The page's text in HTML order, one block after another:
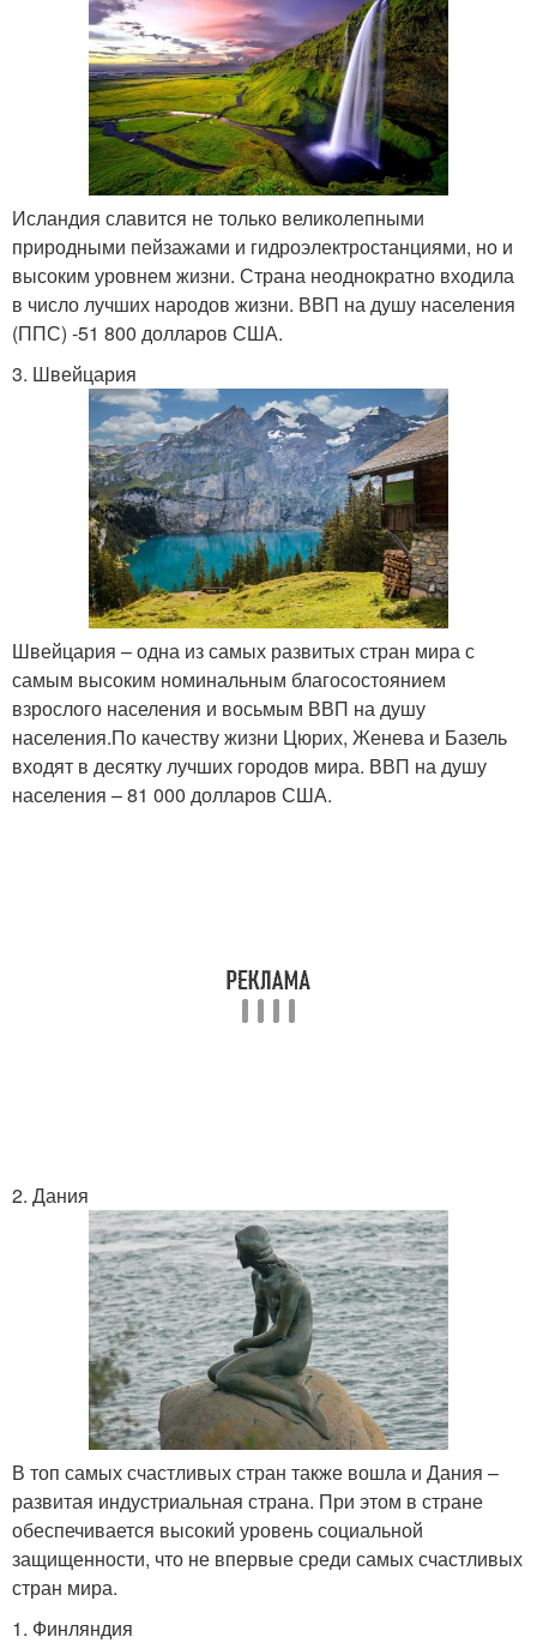
Исландия славится не только великолепными
природными пейзажами и гидроэлектростанциями, но и
высоким уровнем жизни. Страна неоднократно входила
в число лучших народов жизни. ВВП на душу населения
(ППС) -51 800 долларов США.
3. Швейцария
Швейцария – одна из самых развитых стран мира с
самым высоким номинальным благосостоянием
взрослого населения и восьмым ВВП на душу
населения.По качеству жизни Цюрих, Женева и Базель
входят в десятку лучших городов мира. ВВП на душу
населения – 81 000 долларов США.
2. Дания
В топ самых счастливых стран также вошла и Дания –
развитая индустриальная страна. При этом в стране
обеспечивается высокий уровень социальной
защищенности, что не впервые среди самых счастливых
стран мира.
1. Финляндия